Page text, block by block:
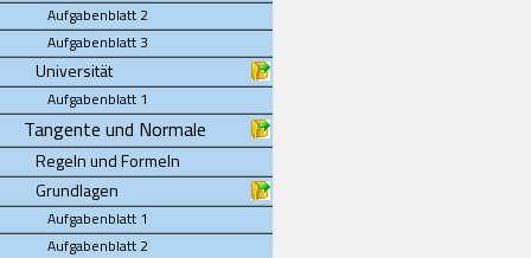
Aufgabenblatt 2
Aufgabenblatt 3
Universität
Aufgabenblatt 1
Tangente und Normale
Regeln und Formeln
Grundlagen
Aufgabenblatt 1
Aufgabenblatt 2